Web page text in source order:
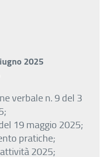
2025
verbale n. 9 del 3
19 maggio 2025;
pratiche;
2025;